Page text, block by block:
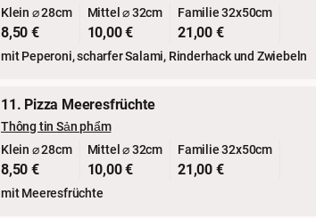
Klein ⌀ 28cm
8,50 €
Mittel ⌀ 32cm
10,00 €
Familie 32x50cm
21,00 €
mit Peperoni, scharfer Salami, Rinderhack und Zwiebeln
11. Pizza Meeresfrüchte
Thông tin Sản phẩm
Klein ⌀ 28cm
8,50 €
Mittel ⌀ 32cm
10,00 €
Familie 32x50cm
21,00 €
mit Meeresfrüchte